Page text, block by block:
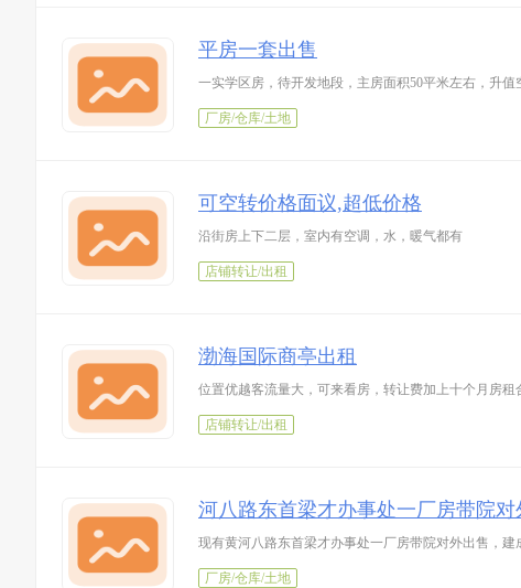
平房一套出售
一实学区房，待开发地段，主房面积50平米左右，升
厂房/仓库/土地
可空转价格面议,超低价格
沿街房上下二层，室内有空调，水，暖气都有
店铺转让/出租
渤海国际商亭出租
位置优越客流量大，可来看房，转让费加上十个月房租
店铺转让/出租
河八路东首梁才办事处一厂房带院对
现有黄河八路东首梁才办事处一厂房带院对外出售，
厂房/仓库/土地